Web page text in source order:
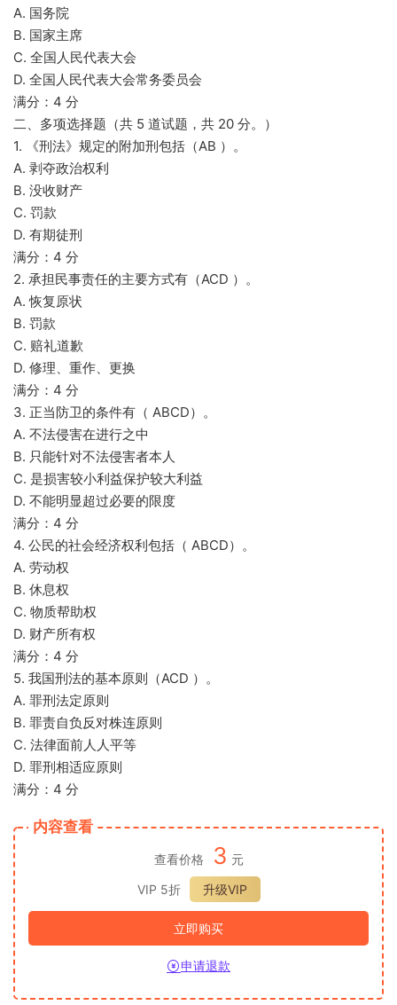
A. 国务院
B. 国家主席
C. 全国人民代表大会
D. 全国人民代表大会常务委员会
满分：4 分
二、多项选择题（共 5 道试题，共 20 分。）
1. 《刑法》规定的附加刑包括（AB ）。
A. 剥夺政治权利
B. 没收财产
C. 罚款
D. 有期徒刑
满分：4 分
2. 承担民事责任的主要方式有（ACD ）。
A. 恢复原状
B. 罚款
C. 赔礼道歉
D. 修理、重作、更换
满分：4 分
3. 正当防卫的条件有（ ABCD）。
A. 不法侵害在进行之中
B. 只能针对不法侵害者本人
C. 是损害较小利益保护较大利益
D. 不能明显超过必要的限度
满分：4 分
4. 公民的社会经济权利包括（ ABCD）。
A. 劳动权
B. 休息权
C. 物质帮助权
D. 财产所有权
满分：4 分
5. 我国刑法的基本原则（ACD ）。
A. 罪刑法定原则
B. 罪责自负反对株连原则
C. 法律面前人人平等
D. 罪刑相适应原则
满分：4 分
内容查看
查看价格 3 元
VIP 5折
升级VIP
立即购买
申请退款